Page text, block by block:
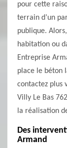
pour cette
terrain d’un
publique.
habitation ou
Entreprise
place le béton
contactez plus
Villy Le Bas
la réalisation
Des
Armand